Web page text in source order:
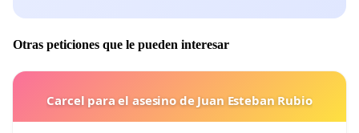
Otras peticiones que le pueden interesar
Carcel para el asesino de Juan Esteban Rubio